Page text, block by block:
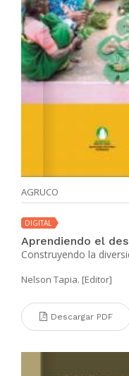
AGRUCO
DIGITAL
Aprendiendo el
Construyendo la
Nelson Tapia. [Editor]
Descargar PDF